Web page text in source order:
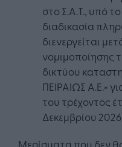
στο Σ.Α.Τ., υπό το
διαδικασία
διενεργείται
νομιμοποίησης
δικτύου
ΠΕΙΡΑΙΩΣ Α.Ε.»
του τρέχοντος
Δεκεμβρίου
Μερίσματα που δεν